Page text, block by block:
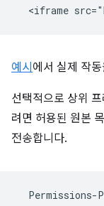
예시 에서 실제 작
선택적으로 상위
려면 허용된 원본
전송합니다.
Permissions-